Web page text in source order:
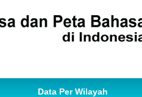
Data Per Wilayah